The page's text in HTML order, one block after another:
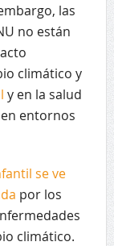
las
no están
climático y
y en la salud
entornos
se ve
por los
climático.